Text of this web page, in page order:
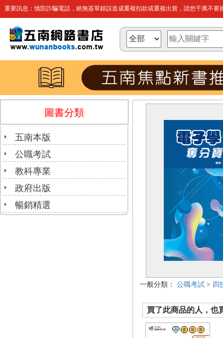
重要訊息：慎防詐騙電話，絕無簽單錯誤造成重複扣款或重複出貨，請您千萬不要
圖書分類
五南本版
公職考試
教科專業
政府出版
暢銷精選
一般分類： 公職考試 > 四
買了此商品的人，也